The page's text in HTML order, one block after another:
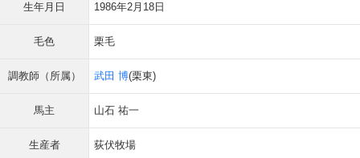
生年月日 1986年2月18日
毛色 栗毛
調教師（所属） 武田 博(栗東)
馬主 山石 祐一
生産者 荻伏牧場